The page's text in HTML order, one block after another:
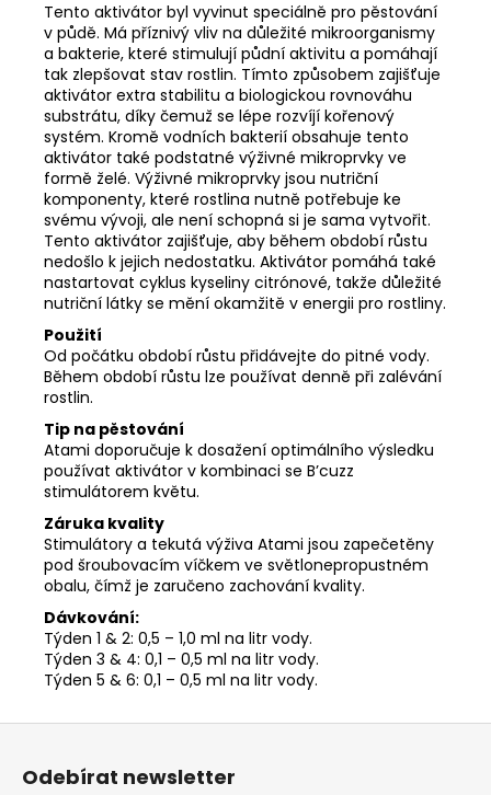
Tento aktivátor byl vyvinut speciálně pro pěstování
v půdě. Má příznivý vliv na důležité mikroorganismy
a bakterie, které stimulují půdní aktivitu a pomáhají
tak zlepšovat stav rostlin. Tímto způsobem zajišťuje
aktivátor extra stabilitu a biologickou rovnováhu
substrátu, díky čemuž se lépe rozvíjí kořenový
systém. Kromě vodních bakterií obsahuje tento
aktivátor také podstatné výživné mikroprvky ve
formě želé. Výživné mikroprvky jsou nutriční
komponenty, které rostlina nutně potřebuje ke
svému vývoji, ale není schopná si je sama vytvořit.
Tento aktivátor zajišťuje, aby během období růstu
nedošlo k jejich nedostatku. Aktivátor pomáhá také
nastartovat cyklus kyseliny citrónové, takže důležité
nutriční látky se mění okamžitě v energii pro rostliny.
Použití
Od počátku období růstu přidávejte do pitné vody.
Během období růstu lze používat denně při zalévání
rostlin.
Tip na pěstování
Atami doporučuje k dosažení optimálního výsledku
používat aktivátor v kombinaci se B’cuzz
stimulátorem květu.
Záruka kvality
Stimulátory a tekutá výživa Atami jsou zapečetěny
pod šroubovacím víčkem ve světlonepropustném
obalu, čímž je zaručeno zachování kvality.
Dávkování:
Týden 1 & 2: 0,5 – 1,0 ml na litr vody.
Týden 3 & 4: 0,1 – 0,5 ml na litr vody.
Týden 5 & 6: 0,1 – 0,5 ml na litr vody.
Odebírat newsletter